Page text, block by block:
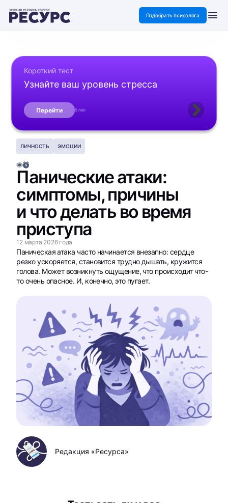
ЖУРНАЛ СЕРВИСА PSYPSY
Подобрать психолога
Короткий тест
Узнайте ваш уровень стресса
Перейти 5 min
ЛИЧНОСТЬ ЭМОЦИИ
Панические атаки:
симптомы, причины
и что делать во время
приступа
12 марта 2026 года
Паническая атака часто начинается внезапно: сердце
резко ускоряется, становится трудно дышать, кружится
голова. Может возникнуть ощущение, что происходит что-
то очень опасное. И, конечно, это пугает.
Редакция «Ресурса»